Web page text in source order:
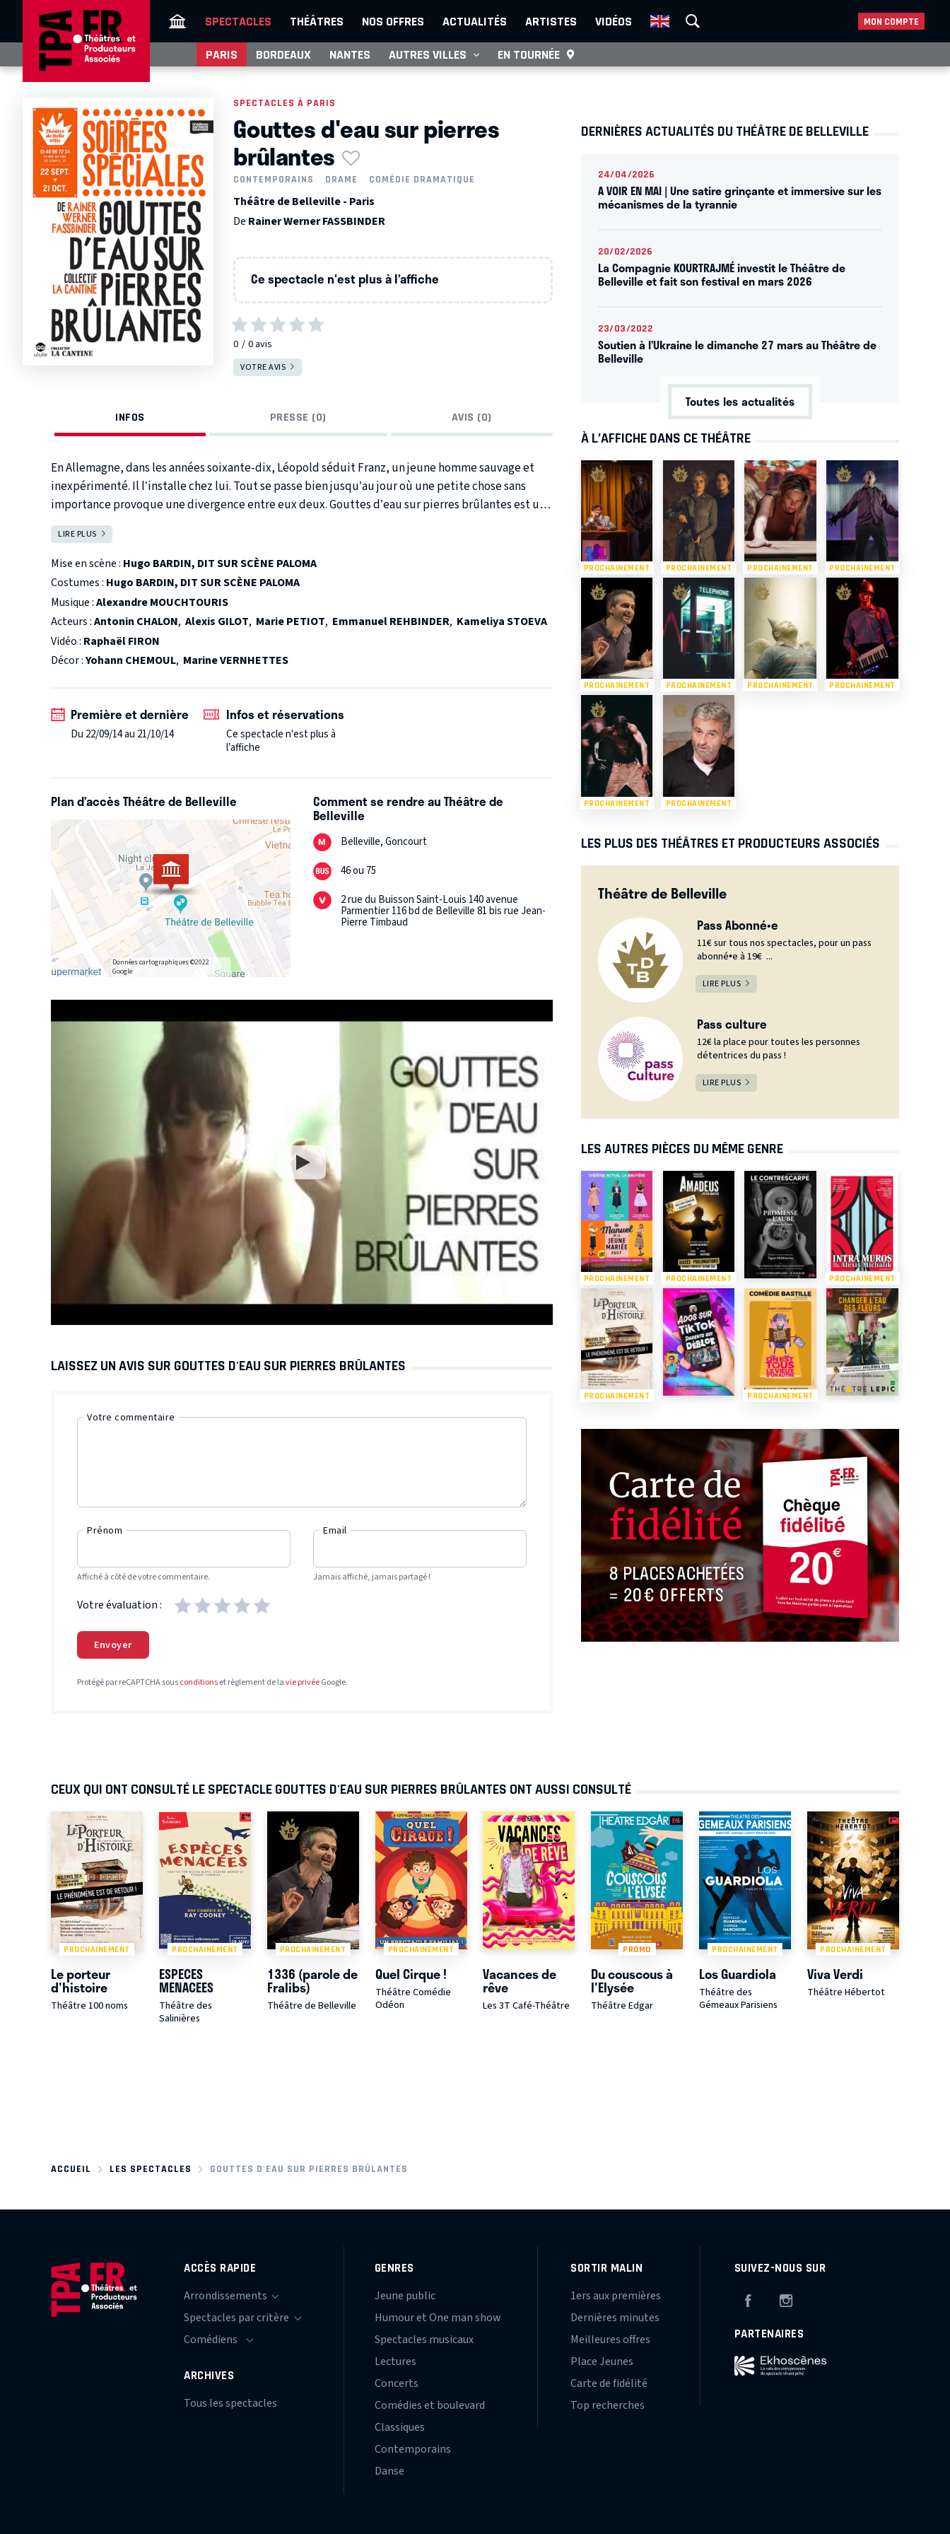
SPECTACLES THÉÂTRES NOS OFFRES ACTUALITÉS ARTISTES VIDÉOS MON COMPTE
PARIS BORDEAUX NANTES AUTRES VILLES EN TOURNÉE
SPECTACLES À PARIS
Gouttes d'eau sur pierres
brûlantes
CONTEMPORAINS DRAME COMÉDIE DRAMATIQUE
Théâtre de Belleville - Paris
De Rainer Werner FASSBINDER
Ce spectacle n'est plus à l’affiche
0 0avis
VOTRE AVIS
INFOS PRESSE (0) AVIS (0)
En Allemagne, dans les années soixante-dix, Léopold séduit Franz, un jeune homme sauvage et
inexpérimenté. Il l’installe chez lui. Tout se passe bien jusqu’au jour où une petite chose sans
importance provoque une divergence entre eux deux. Gouttes d’eau sur pierres brûlantes est une
farce noire, kitsch et corrosive sur les rapports de domination au sein du couple. Fassbinder
aborde, dans cette première pièce écrite à 19 ans, ses sujets de prédilection : l’amour passion, la
folie, l’homosexualité et le refus de la marginalité.
LIRE PLUS
Mise en scène : Hugo BARDIN, DIT SUR SCÈNE PALOMA
Costumes : Hugo BARDIN, DIT SUR SCÈNE PALOMA
Musique :Alexandre MOUCHTOURIS
Acteurs :Antonin CHALON, Alexis GILOT, Marie PETIOT, Emmanuel REHBINDER, Kameliya STOEVA
Vidéo : Raphaël FIRON
Décor :Yohann CHEMOUL, Marine VERNHETTES
Première et dernière
Du 22/09/14 au 21/10/14
Infos et réservations
Ce spectacle n'est plus à
l’affiche
Plan d’accès Théâtre de Belleville
Données cartographiques ©2022
Google
Comment se rendre au Théâtre de
Belleville
Belleville, Goncourt
46 ou 75
2 rue du Buisson Saint-Louis 140 avenue
Parmentier 116 bd de Belleville 81 bis rue Jean-
Pierre Timbaud
LAISSEZ UN AVIS SUR GOUTTES D'EAU SUR PIERRES BRÛLANTES
Votre commentaire
Prénom
Affiché à côté de votre commentaire.
Email
Jamais affiché, jamais partagé !
Votre évaluation :
Envoyer
Protégé par reCAPTCHA sousconditionset règlement de lavie privéeGoogle.
DERNIÈRES ACTUALITÉS DU THÉÂTRE DE BELLEVILLE
24/04/2026
A VOIR EN MAI | Une satire grinçante et immersive sur les
mécanismes de la tyrannie
20/02/2026
La Compagnie KOURTRAJMÉ investit le Théâtre de
Belleville et fait son festival en mars 2026
23/03/2022
Soutien à l’Ukraine le dimanche 27 mars au Théâtre de
Belleville
Toutes les actualités
À L’AFFICHE DANS CE THÉÂTRE
PROCHAINEMENT PROCHAINEMENT PROCHAINEMENT PROCHAINEMENT
PROCHAINEMENT PROCHAINEMENT PROCHAINEMENT PROCHAINEMENT
PROCHAINEMENT PROCHAINEMENT
LES PLUS DES THÉÂTRES ET PRODUCTEURS ASSOCIÉS
Théâtre de Belleville
Pass Abonné•e
11€ sur tous nos spectacles, pour un pass
abonné•e à 19€ ...
LIRE PLUS
Pass culture
12€ la place pour toutes les personnes
détentrices du pass !
LIRE PLUS
LES AUTRES PIÈCES DU MÊME GENRE
PROCHAINEMENT PROCHAINEMENT PROCHAINEMENT
PROCHAINEMENT PROCHAINEMENT
CEUX QUI ONT CONSULTÉ LE SPECTACLE GOUTTES D'EAU SUR PIERRES BRÛLANTES ONT AUSSI CONSULTÉ
PROCHAINEMENT
Le porteur
d'histoire
Théâtre 100 noms
PROCHAINEMENT
ESPECES
MENACEES
Théâtre des
Salinières
PROCHAINEMENT
1336 (parole de
Fralibs)
Théâtre de Belleville
PROCHAINEMENT
Quel Cirque !
Théâtre Comédie
Odéon
Vacances de
rêve
Les 3T Café-Théâtre
PROMO
Du couscous à
l'Elysée
Théâtre Edgar
PROCHAINEMENT
Los Guardiola
Théâtre des
Gémeaux Parisiens
PROCHAINEMENT
Viva Verdi
Théâtre Hébertot
ACCUEIL LES SPECTACLES GOUTTES D'EAU SUR PIERRES BRÛLANTES
ACCÈS RAPIDE
ARCHIVES
Tous les spectacles
GENRES
Jeune public
Humour et One man show
Spectacles musicaux
Lectures
Concerts
Comédies et boulevard
Classiques
Contemporains
Danse
SORTIR MALIN
1ers aux premières
Dernières minutes
Meilleures offres
Place Jeunes
Carte de fidélité
Top recherches
SUIVEZ-NOUS SUR
Facebook
PARTENAIRES